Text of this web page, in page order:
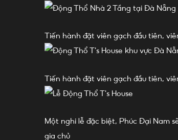
Tiến hành đặt viên gạch đầu tiên,
Tiến hành đặt viên gạch đầu tiên,
Một nghi lễ đặc biệt, Phúc Đại Nam
gia chủ